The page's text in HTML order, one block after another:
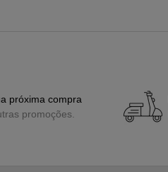
próxima compra
promoções.